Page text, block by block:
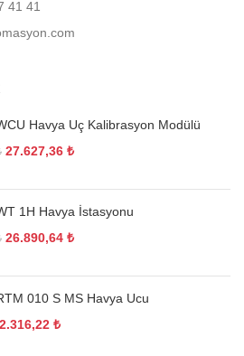
41 41
Havya Uç Kalibrasyon Modülü
27.627,36 ₺
1H Havya İstasyonu
26.890,64 ₺
010 S MS Havya Ucu
2.316,22 ₺